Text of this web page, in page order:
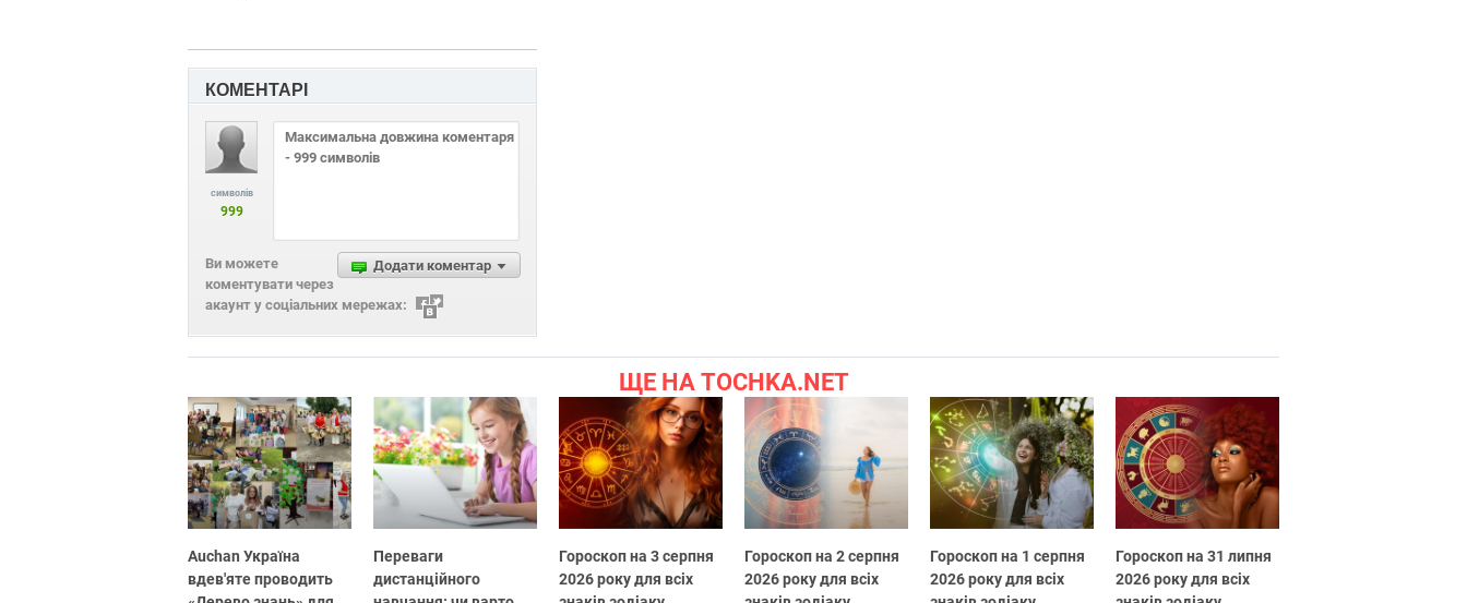
КОМЕНТАРІ
символів
999
Додати коментар
Ви можете
коментувати через
акаунт у соціальних мережах:
ЩЕ НА TOCHKA.NET
Auchan Україна
вдев'яте проводить
Переваги
дистанційного
Гороскоп на 3 серпня
2026 року для всіх
Гороскоп на 2 серпня
2026 року для всіх
Гороскоп на 1 серпня
2026 року для всіх
Гороскоп на 31 липня
2026 року для всіх